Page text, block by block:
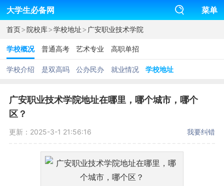
大学生必备网 菜单
首页>院校库>学校地址> 广安职业技术学院
学校概况 普通高考 艺术专业 高职单招
学校介绍 是双高吗 公办民办 就业情况 学校地址
广安职业技术学院地址在哪里，哪个城市，哪个
区？
更新：2025-3-1 21:56:16 我要纠错